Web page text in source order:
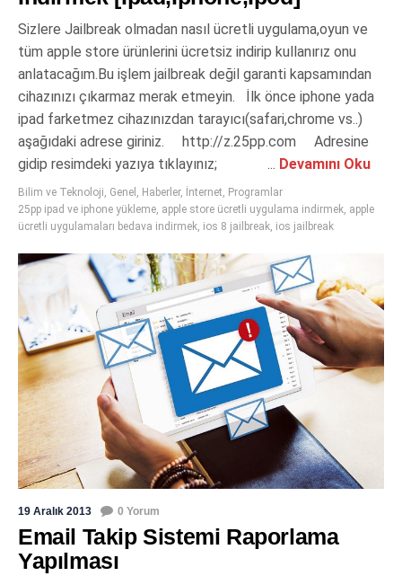
Sizlere Jailbreak olmadan nasıl ücretli uygulama,oyun ve
tüm apple store ürünlerini ücretsiz indirip kullanırız onu
anlatacağım.Bu işlem jailbreak değil garanti kapsamından
cihazınızı çıkarmaz merak etmeyin. İlk önce iphone yada
ipad farketmez cihazınızdan tarayıcı(safari,chrome vs..)
aşağıdaki adrese giriniz. http://z.25pp.com Adresine
gidip resimdeki yazıya tıklayınız; ... Devamını Oku
Bilim ve Teknoloji, Genel , Haberler, İnternet, Programlar
25pp ipad ve iphone yükleme, apple store ücretli uygulama indirmek, apple
ücretli uygulamaları bedava indirmek, ios 8 jailbreak, ios jailbreak
19 Aralık 2013 0 Yorum
Email Takip Sistemi Raporlama
Yapılması